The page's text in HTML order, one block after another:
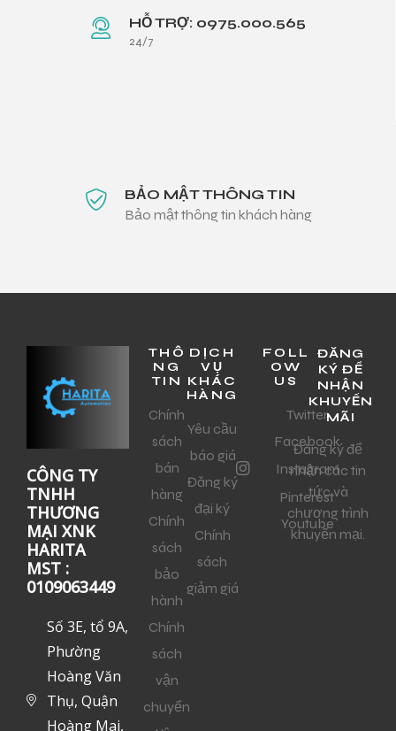
HỖ TRỢ: 0975.000.565
24/7
BẢO MẬT THÔNG TIN
Bảo mật thông tin khách hàng
CÔNG TY
TNHH
THƯƠNG
MẠI XNK
HARITA
MST :
0109063449
Số 3E, tổ 9A,
Phường
Hoàng Văn
Thụ, Quận
Hoàng Mai,
THÔ
NG
TIN
Chính
sách
bán
hàng
Chính
sách
bảo
hành
Chính
sách
vận
chuyển
DỊCH
VỤ
KHÁC
HÀNG
Yêu cầu
báo giá
Đăng ký
đại ký
Chính
sách
giảm giá
FOLL
OW
US
Twitter
Facebook
Instagram
Pinterest
Youtube
ĐĂNG
KÝ ĐỂ
NHẬN
KHUYẾN
MÃI
Đăng ký để
nhận các tin
tức và
chương trình
khuyến mại.